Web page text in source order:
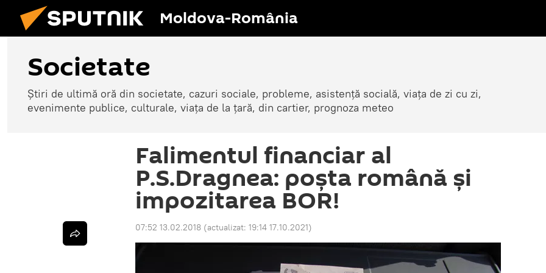
Moldova-România
Societate
Știri de ultimă oră din societate, cazuri sociale, probleme, asistență socială, viața de zi cu zi,
evenimente publice, culturale, viața de la țară, din cartier, prognoza meteo
Falimentul financiar al
P.S.Dragnea: poşta română şi
impozitarea BOR!
07:52 13.02.2018 (actualizat: 19:14 17.10.2021)